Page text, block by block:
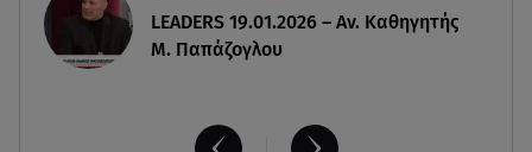
LEADERS 19.01.2026 – Αν. Καθηγητής
Μ. Παπάζογλου